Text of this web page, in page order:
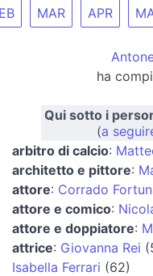
MAR APR
ha
Qui sotto i
(a
arbitro di calcio:
architetto e pittore:
attore: Corrado
attore e comico:
attore e doppiatore:
attrice: Giovanna Rei
Isabella Ferrari (62)